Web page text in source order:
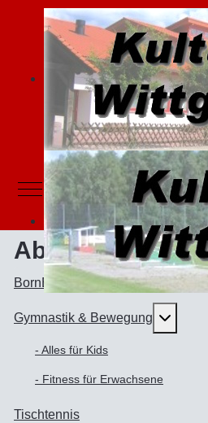
Mobile Menu Toggle
Abteilungen
BornBörner - Karnevalsabteilung
Gymnastik & Bewegung
- Alles für Kids
- Fitness für Erwachsene
Tischtennis